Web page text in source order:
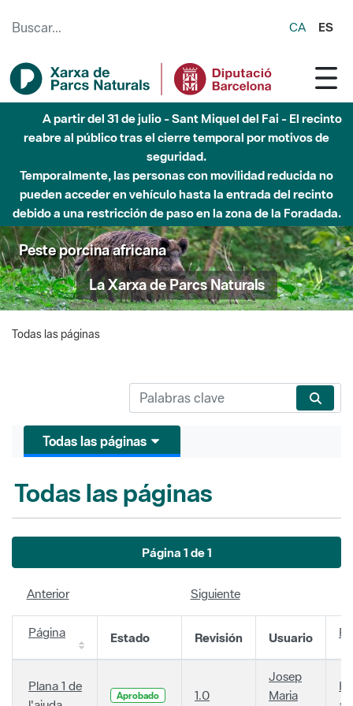
CA ES
A partir del 31 de julio - Sant Miquel del Fai - El recinto
reabre al público tras el cierre temporal por motivos de
seguridad.
Temporalmente, las personas con movilidad reducida no
pueden acceder en vehículo hasta la entrada del recinto
debido a una restricción de paso en la zona de la Foradada.
Peste porcina africana
La Xarxa de Parcs Naturals
Todas las páginas
Todas las páginas
Todas las páginas
Página 1 de 1
Anterior Siguiente
Página Estado Revisión Usuario
Plana 1 de
Aprobado 1.0
Josep
Maria